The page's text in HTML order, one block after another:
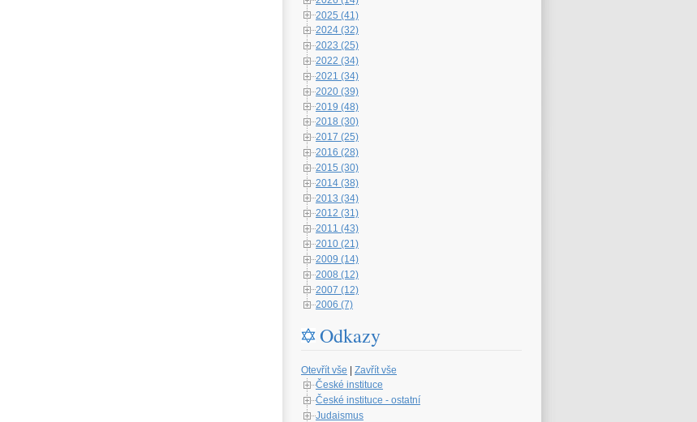
2025 (41)
2024 (32)
2023 (25)
2022 (34)
2021 (34)
2020 (39)
2019 (48)
2018 (30)
2017 (25)
2016 (28)
2015 (30)
2014 (38)
2013 (34)
2012 (31)
2011 (43)
2010 (21)
2009 (14)
2008 (12)
2007 (12)
2006 (7)
Odkazy
Otevřít vše
Zavřít vše
České instituce
České instituce - ostatní
Judaismus